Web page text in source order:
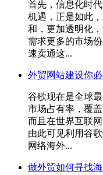
首先，信息化时
机遇，正是如此
和，更加透明化
需求更多的市场
速卖通这...
外贸网站建设你
谷歌现在是全球
市场占有率，覆
而且在世界互联
由此可见利用谷
网络海外...
做外贸如何寻找